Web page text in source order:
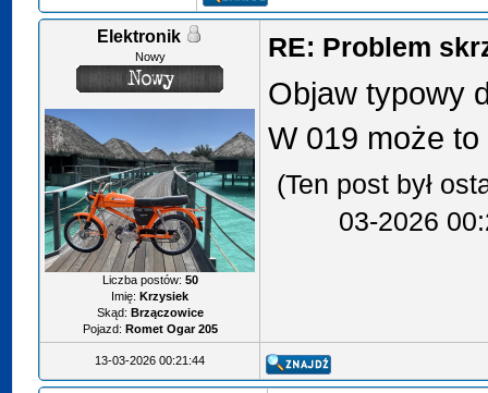
Elektronik
Nowy
Liczba postów: 50
Imię: Krzysiek
Skąd: Brzączowice
Pojazd: Romet Ogar 205
RE: Problem
Objaw typowy
W 019 może to
(Ten post był
03-2026
13-03-2026 00:21:44